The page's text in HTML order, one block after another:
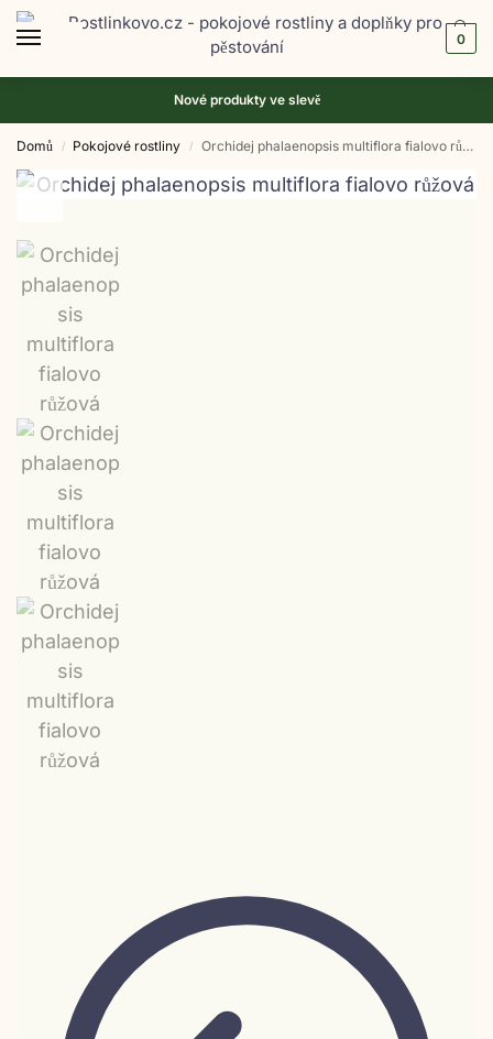
0
Nové produkty ve slevě
Domů / Pokojové rostliny / Orchidej phalaenopsis multiflora fialovo růžová